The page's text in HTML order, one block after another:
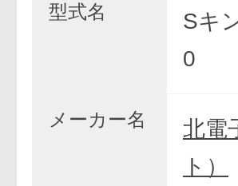
型式名
Sキ
0
メーカー名
北電
ト）